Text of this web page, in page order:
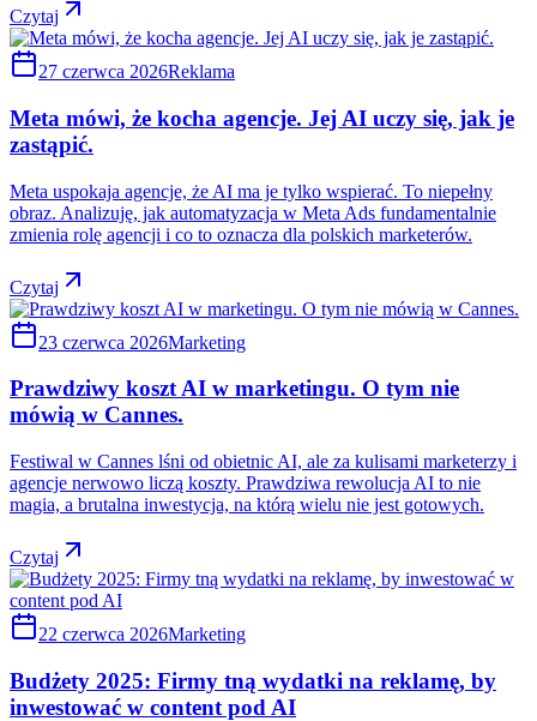
Czytaj
27 czerwca 2026Reklama
Meta mówi, że kocha agencje. Jej AI uczy się, jak je
zastąpić.
Meta uspokaja agencje, że AI ma je tylko wspierać. To niepełny
obraz. Analizuję, jak automatyzacja w Meta Ads fundamentalnie
zmienia rolę agencji i co to oznacza dla polskich marketerów.
Czytaj
23 czerwca 2026Marketing
Prawdziwy koszt AI w marketingu. O tym nie
mówią w Cannes.
Festiwal w Cannes lśni od obietnic AI, ale za kulisami marketerzy i
agencje nerwowo liczą koszty. Prawdziwa rewolucja AI to nie
magia, a brutalna inwestycja, na którą wielu nie jest gotowych.
Czytaj
22 czerwca 2026Marketing
Budżety 2025: Firmy tną wydatki na reklamę, by
inwestować w content pod AI